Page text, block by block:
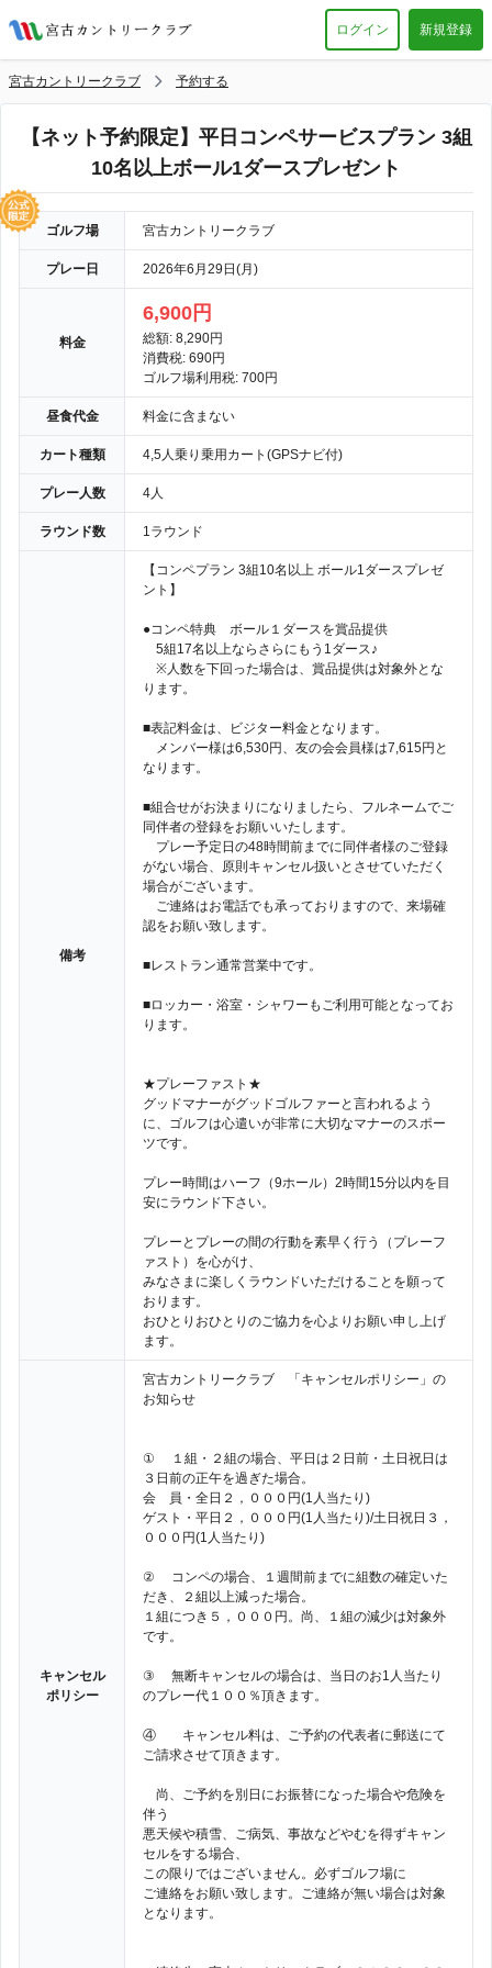
ログイン 新規登録
宮古カントリークラブ 予約する
【ネット予約限定】平日コンペサービスプラン 3組
10名以上ボール1ダースプレゼント
ゴルフ場 宮古カントリークラブ
プレー日 2026年6月29日(月)
料金
6,900円
総額: 8,290円
消費税: 690円
ゴルフ場利用税: 700円
昼食代金 料金に含まない
カート種類 4,5人乗り乗用カート(GPSナビ付)
プレー人数 4人
ラウンド数 1ラウンド
備考
【コンペプラン 3組10名以上 ボール1ダースプレゼ
ント】
●コンペ特典 ボール１ダースを賞品提供
5組17名以上ならさらにもう1ダース♪
※人数を下回った場合は、賞品提供は対象外とな
ります。
■表記料金は、ビジター料金となります。
メンバー様は6,530円、友の会会員様は7,615円と
なります。
■組合せがお決まりになりましたら、フルネームでご
同伴者の登録をお願いいたします。
プレー予定日の48時間前までに同伴者様のご登録
がない場合、原則キャンセル扱いとさせていただく
場合がございます。
ご連絡はお電話でも承っておりますので、来場確
認をお願い致します。
■レストラン通常営業中です。
■ロッカー・浴室・シャワーもご利用可能となってお
ります。
★プレーファスト★
グッドマナーがグッドゴルファーと言われるよう
に、ゴルフは心遣いが非常に大切なマナーのスポー
ツです。
プレー時間はハーフ（9ホール）2時間15分以内を目
安にラウンド下さい。
プレーとプレーの間の行動を素早く行う（プレーフ
ァスト）を心がけ、
みなさまに楽しくラウンドいただけることを願って
おります。
おひとりおひとりのご協力を心よりお願い申し上げ
ます。
キャンセル
ポリシー
宮古カントリークラブ 「キャンセルポリシー」の
お知らせ
① １組・２組の場合、平日は２日前・土日祝日は
３日前の正午を過ぎた場合。
会 員・全日２，０００円(1人当たり)
ゲスト・平日２，０００円(1人当たり)/土日祝日３，
０００円(1人当たり)
② コンペの場合、１週間前までに組数の確定いた
だき、２組以上減った場合。
１組につき５，０００円。尚、１組の減少は対象外
です。
③ 無断キャンセルの場合は、当日のお1人当たり
のプレー代１００％頂きます。
④ キャンセル料は、ご予約の代表者に郵送にて
ご請求させて頂きます。
尚、ご予約を別日にお振替になった場合や危険を
伴う
悪天候や積雪、ご病気、事故などやむを得ずキャン
セルをする場合、
この限りではございません。必ずゴルフ場に
ご連絡をお願い致します。ご連絡が無い場合は対象
となります。